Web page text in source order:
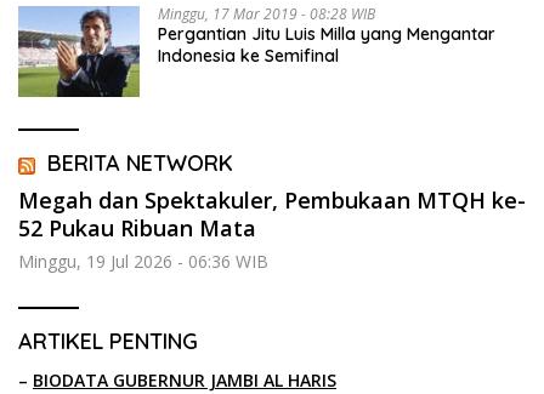
Minggu, 17 Mar 2019 - 08:28 WIB
Pergantian Jitu Luis Milla yang Mengantar
Indonesia ke Semifinal
BERITA NETWORK
Megah dan Spektakuler, Pembukaan MTQH ke-
52 Pukau Ribuan Mata
Minggu, 19 Jul 2026 - 06:36 WIB
ARTIKEL PENTING
– BIODATA GUBERNUR JAMBI AL HARIS